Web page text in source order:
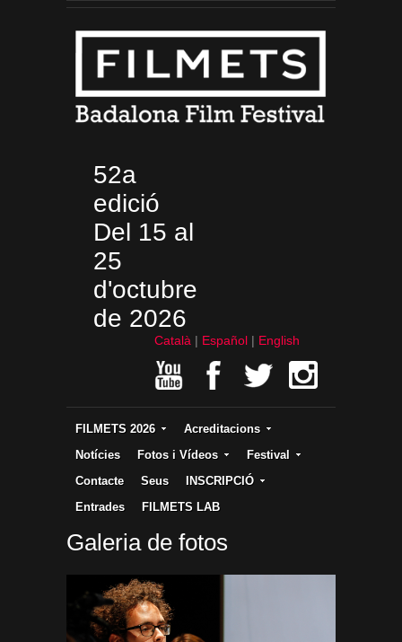
52a
edició
Del 15 al
25
d'octubre
de 2026
Català Español English
FILMETS 2026
Acreditacions
Notícies
Fotos i Vídeos
Festival
Contacte
Seus
INSCRIPCIÓ
Entrades
FILMETS LAB
Galeria de fotos